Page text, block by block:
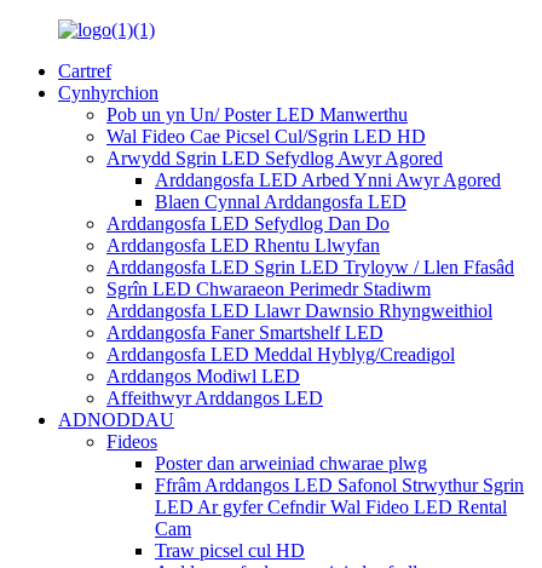
Cartref
Cynhyrchion
Pob un yn Un/ Poster LED Manwerthu
Wal Fideo Cae Picsel Cul/Sgrin LED HD
Arwydd Sgrin LED Sefydlog Awyr Agored
Arddangosfa LED Arbed Ynni Awyr Agored
Blaen Cynnal Arddangosfa LED
Arddangosfa LED Sefydlog Dan Do
Arddangosfa LED Rhentu Llwyfan
Arddangosfa LED Sgrin LED Tryloyw / Llen Ffasâd
Sgrîn LED Chwaraeon Perimedr Stadiwm
Arddangosfa LED Llawr Dawnsio Rhyngweithiol
Arddangosfa Faner Smartshelf LED
Arddangosfa LED Meddal Hyblyg/Creadigol
Arddangos Modiwl LED
Affeithwyr Arddangos LED
ADNODDAU
Fideos
Poster dan arweiniad chwarae plwg
Ffrâm Arddangos LED Safonol Strwythur Sgrin
LED Ar gyfer Cefndir Wal Fideo LED Rental
Cam
Traw picsel cul HD